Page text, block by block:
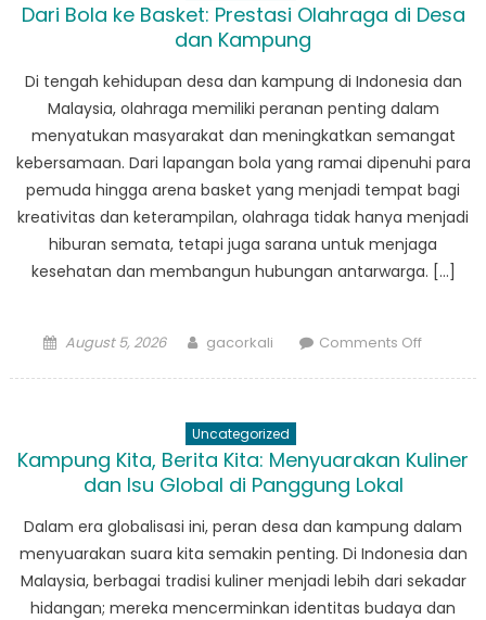
Dari Bola ke Basket: Prestasi Olahraga di Desa
dan Kampung
Di tengah kehidupan desa dan kampung di Indonesia dan
Malaysia, olahraga memiliki peranan penting dalam
menyatukan masyarakat dan meningkatkan semangat
kebersamaan. Dari lapangan bola yang ramai dipenuhi para
pemuda hingga arena basket yang menjadi tempat bagi
kreativitas dan keterampilan, olahraga tidak hanya menjadi
hiburan semata, tetapi juga sarana untuk menjaga
kesehatan dan membangun hubungan antarwarga. […]
Posted
August 5, 2026 Author
gacorkali Comments Offon
Prestasi
di
dan
Uncategorized
Kampung Kita, Berita Kita: Menyuarakan Kuliner
dan Isu Global di Panggung Lokal
Dalam era globalisasi ini, peran desa dan kampung dalam
menyuarakan suara kita semakin penting. Di Indonesia dan
Malaysia, berbagai tradisi kuliner menjadi lebih dari sekadar
hidangan; mereka mencerminkan identitas budaya dan